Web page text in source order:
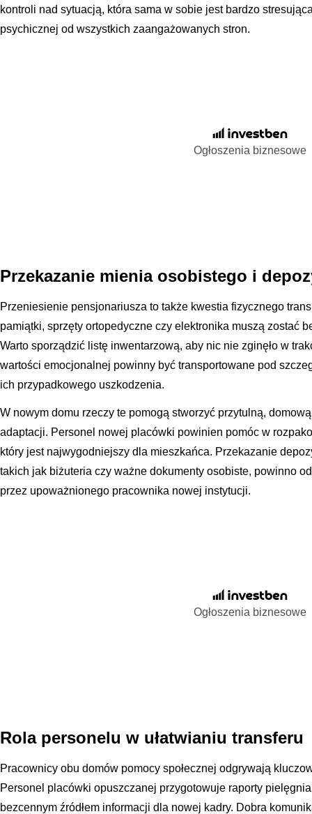
kontroli nad sytuacją, która sama w sobie jest bardzo
psychicznej od wszystkich zaangażowanych stron.
Ogłoszenia biznesowe
Przekazanie mienia osobistego i
Przeniesienie pensjonariusza to także kwestia fizycznego
pamiątki, sprzęty ortopedyczne czy elektronika muszą zostać
Warto sporządzić listę inwentarzową, aby nic nie zginęło w
wartości emocjonalnej powinny być transportowane pod
ich przypadkowego uszkodzenia.
W nowym domu rzeczy te pomogą stworzyć przytulną,
adaptacji. Personel nowej placówki powinien pomóc w
który jest najwygodniejszy dla mieszkańca. Przekazanie
takich jak biżuteria czy ważne dokumenty osobiste, powinno
przez upoważnionego pracownika nowej instytucji.
Ogłoszenia biznesowe
Rola personelu w ułatwianiu transferu
Pracownicy obu domów pomocy społecznej odgrywają
Personel placówki opuszczanej przygotowuje raporty
bezcennym źródłem informacji dla nowej kadry. Dobra